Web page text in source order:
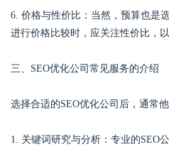
6. 价格与性价比：当然，预算也是
进行价格比较时，应关注性价比，
三、SEO优化公司常见服务的介绍
选择合适的SEO优化公司后，通常
1. 关键词研究与分析：专业的SEO